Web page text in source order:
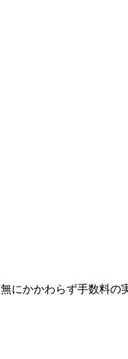
にかかわらず手数料の